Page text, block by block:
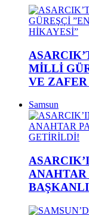
MİLLİ
VE
Samsun